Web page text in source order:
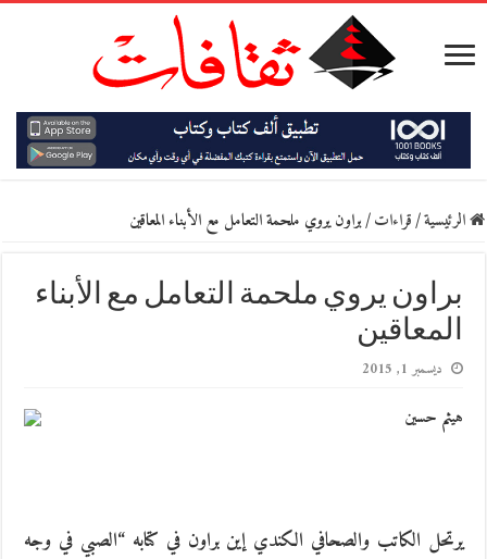
الرئيسية/قراءات/براون يروي ملحمة التعامل مع الأبناء المعاقين
براون يروي ملحمة التعامل مع الأبناء
المعاقين
ديسمبر 1, 2015
هيثم حسين
يرتحل الكاتب والصحافي الكندي إين براون في كتابه “الصبي في وجه